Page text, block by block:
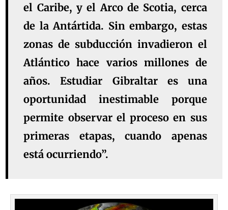
el Caribe, y el Arco de Scotia, cerca
de la Antártida. Sin embargo, estas
zonas de subducción invadieron el
Atlántico hace varios millones de
años. Estudiar Gibraltar es una
oportunidad inestimable porque
permite observar el proceso en sus
primeras etapas, cuando apenas
está ocurriendo”.